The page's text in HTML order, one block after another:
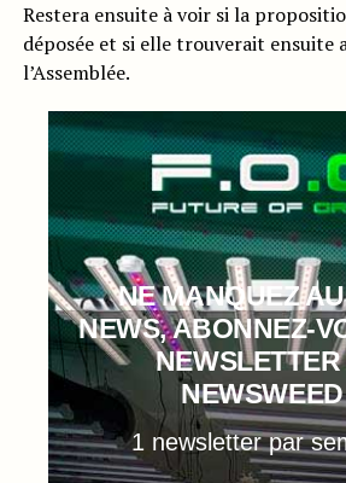
Restera ensuite à voir si la
déposée et si elle trouverait ensuite
l’Assemblée.
NE MANQUEZ
NEWS, ABONNEZ-
NEWSLETTER
1 newsletter par